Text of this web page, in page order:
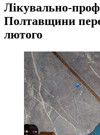
Лікувально-
Полтавщини
лютого